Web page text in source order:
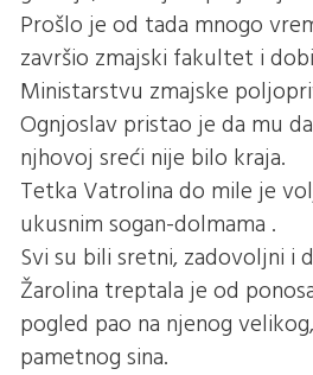
Prošlo je od tada mnogo
završio zmajski fakultet i
Ministarstvu zmajske
Ognjoslav pristao je da mu
njhovoj sreći nije bilo kraja.
Tetka Vatrolina do mile je
ukusnim sogan-dolmama .
Svi su bili sretni, zadovoljni i
Žarolina treptala je od
pogled pao na njenog
pametnog sina.